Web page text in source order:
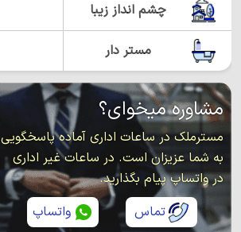
چشم انداز زیبا
مستر دار
مشاوره میخوای؟
مسترملک در ساعات اداری آماده پاسخگویی
به شما عزیزان است. در ساعات غیر اداری
در واتساپ پیام بگذارید.
تماس
واتساپ